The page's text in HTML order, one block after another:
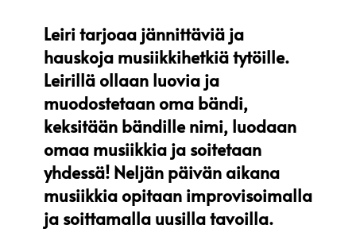
Leiri tarjoaa jännittäviä ja
hauskoja musiikkihetkiä tytöille.
Leirillä ollaan luovia ja
muodostetaan oma bändi,
keksitään bändille nimi, luodaan
omaa musiikkia ja soitetaan
yhdessä! Neljän päivän aikana
musiikkia opitaan improvisoimalla
ja soittamalla uusilla tavoilla.